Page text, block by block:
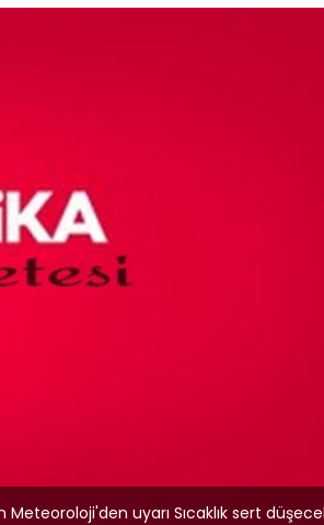
Meteoroloji'den uyarı Sıcaklık sert
İstanbul